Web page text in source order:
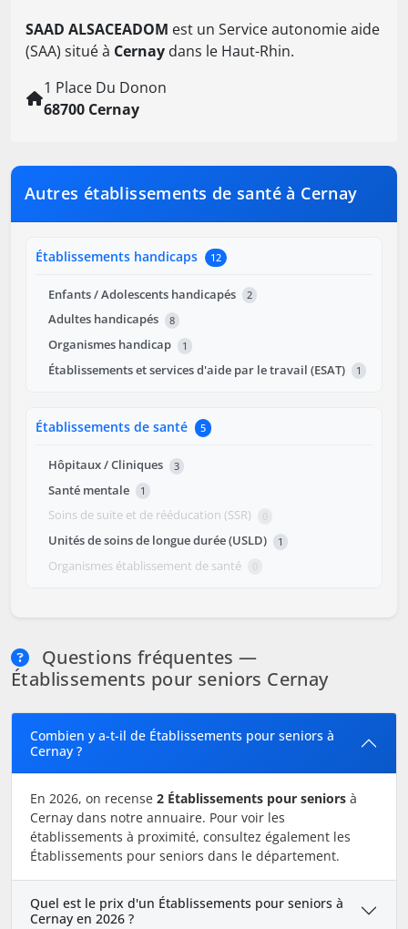
SAAD ALSACEADOM est un Service autonomie aide
(SAA) situé à Cernay dans le Haut-Rhin.
1 Place Du Donon
68700 Cernay
Autres établissements de santé à Cernay
Établissements handicaps 12
Enfants / Adolescents handicapés 2
Adultes handicapés 8
Organismes handicap 1
Établissements et services d'aide par le travail (ESAT) 1
Établissements de santé 5
Hôpitaux / Cliniques 3
Santé mentale 1
Soins de suite et de rééducation (SSR) 0
Unités de soins de longue durée (USLD) 1
Organismes établissement de santé 0
Questions fréquentes —
Établissements pour seniors Cernay
Combien y a-t-il de Établissements pour seniors à
Cernay ?
En 2026, on recense 2 Établissements pour seniors à
Cernay dans notre annuaire. Pour voir les
établissements à proximité, consultez également les
Établissements pour seniors dans le département.
Quel est le prix d'un Établissements pour seniors à
Cernay en 2026 ?